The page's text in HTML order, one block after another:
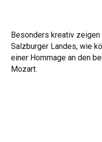
Besonders kreativ
Salzburger Landes, wie
einer Hommage an den
Mozart.